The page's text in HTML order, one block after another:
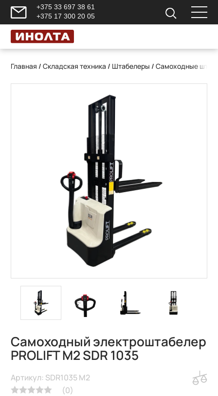
+375 33 697 38 61
+375 17 300 20 05
Главная /Складская техника / Штабелеры /Самоходные
Самоходный электроштабелер
PROLIFT M2 SDR 1035
(0)
Артикул: SDR1035 M2